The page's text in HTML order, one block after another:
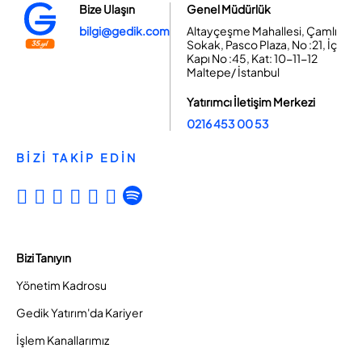
Bize Ulaşın
bilgi@gedik.com
Genel Müdürlük
Altayçeşme Mahallesi, Çamlı
Sokak, Pasco Plaza, No :21, İç
Kapı No :45, Kat: 10-11-12
Maltepe/ İstanbul
Yatırımcı İletişim Merkezi
0216 453 00 53
BİZİ TAKİP EDİN
Bizi Tanıyın
Yönetim Kadrosu
Gedik Yatırım'da Kariyer
İşlem Kanallarımız